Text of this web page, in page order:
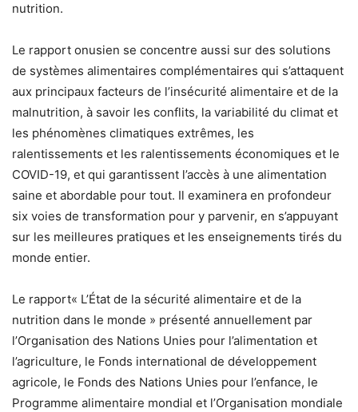
nutrition.
Le rapport onusien se concentre aussi sur des solutions
de systèmes alimentaires complémentaires qui s’attaquent
aux principaux facteurs de l’insécurité alimentaire et de la
malnutrition, à savoir les conflits, la variabilité du climat et
les phénomènes climatiques extrêmes, les
ralentissements et les ralentissements économiques et le
COVID-19, et qui garantissent l’accès à une alimentation
saine et abordable pour tout. Il examinera en profondeur
six voies de transformation pour y parvenir, en s’appuyant
sur les meilleures pratiques et les enseignements tirés du
monde entier.
Le rapport« L’État de la sécurité alimentaire et de la
nutrition dans le monde » présenté annuellement par
l’Organisation des Nations Unies pour l’alimentation et
l’agriculture, le Fonds international de développement
agricole, le Fonds des Nations Unies pour l’enfance, le
Programme alimentaire mondial et l’Organisation mondiale